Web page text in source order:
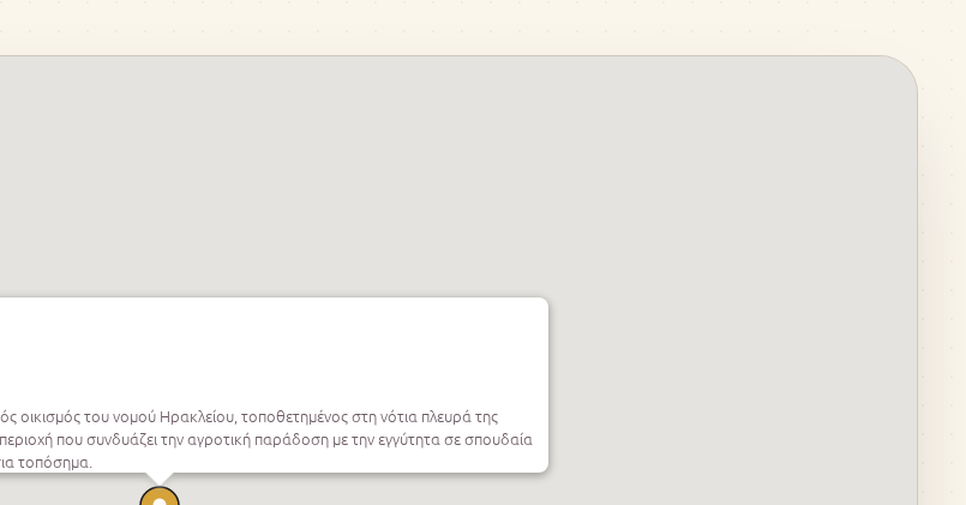
οικισμός του νομού Ηρακλείου, τοποθετημένος στη νότια πλευρά της
που συνδυάζει την αγροτική παράδοση με την εγγύτητα σε σπουδαία
τοπόσημα.